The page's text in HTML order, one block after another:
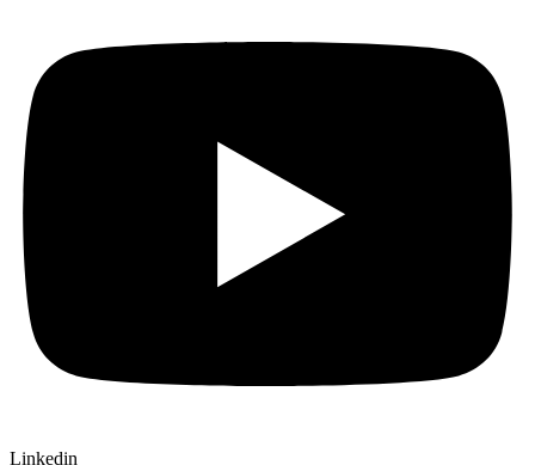
Linkedin